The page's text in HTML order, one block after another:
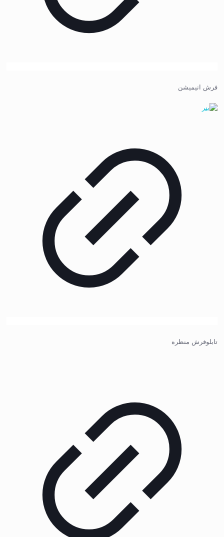
فرش انیمیشن
تابلوفرش منظره